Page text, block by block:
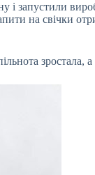
на свічки
зростала,